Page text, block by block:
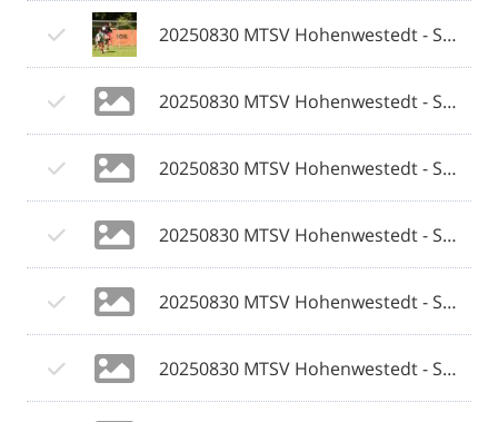
20250830 MTSV Hohenwestedt - SV Eichede © 2025 Olaf Wegerich_019.jpg
20250830 MTSV Hohenwestedt - SV Eichede © 2025 Olaf Wegerich_020.jpg
20250830 MTSV Hohenwestedt - SV Eichede © 2025 Olaf Wegerich_021.jpg
20250830 MTSV Hohenwestedt - SV Eichede © 2025 Olaf Wegerich_022.jpg
20250830 MTSV Hohenwestedt - SV Eichede © 2025 Olaf Wegerich_023.jpg
20250830 MTSV Hohenwestedt - SV Eichede © 2025 Olaf Wegerich_024.jpg